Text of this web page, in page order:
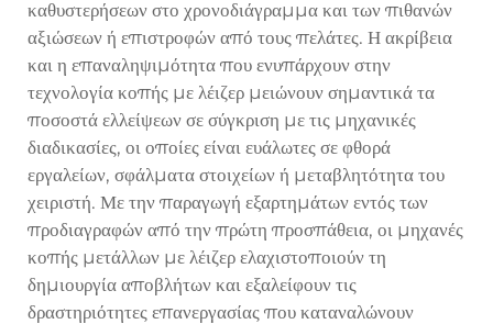
καθυστερήσεων στο χρονοδιάγραμμα και των πιθανών
αξιώσεων ή επιστροφών από τους πελάτες. Η ακρίβεια
και η επαναληψιμότητα που ενυπάρχουν στην
τεχνολογία κοπής με λέιζερ μειώνουν σημαντικά τα
ποσοστά ελλείψεων σε σύγκριση με τις μηχανικές
διαδικασίες, οι οποίες είναι ευάλωτες σε φθορά
εργαλείων, σφάλματα στοιχείων ή μεταβλητότητα του
χειριστή. Με την παραγωγή εξαρτημάτων εντός των
προδιαγραφών από την πρώτη προσπάθεια, οι μηχανές
κοπής μετάλλων με λέιζερ ελαχιστοποιούν τη
δημιουργία αποβλήτων και εξαλείφουν τις
δραστηριότητες επανεργασίας που καταναλώνουν